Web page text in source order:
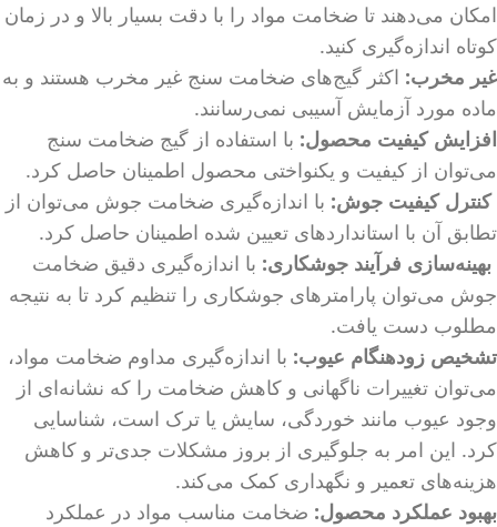
امکان می‌دهند تا ضخامت مواد را با دقت بسیار بالا و در زمان
کوتاه اندازه‌گیری کنید.
غیر مخرب: اکثر گیج‌های ضخامت سنج غیر مخرب هستند و به
ماده مورد آزمایش آسیبی نمی‌رسانند.
افزایش کیفیت محصول: با استفاده از گیج ضخامت سنج
می‌توان از کیفیت و یکنواختی محصول اطمینان حاصل کرد.
کنترل کیفیت جوش: با اندازه‌گیری ضخامت جوش می‌توان از
تطابق آن با استانداردهای تعیین شده اطمینان حاصل کرد.
بهینه‌سازی فرآیند جوشکاری: با اندازه‌گیری دقیق ضخامت
جوش می‌توان پارامترهای جوشکاری را تنظیم کرد تا به نتیجه
مطلوب دست یافت.
تشخیص زودهنگام عیوب: با اندازه‌گیری مداوم ضخامت مواد،
می‌توان تغییرات ناگهانی و کاهش ضخامت را که نشانه‌ای از
وجود عیوب مانند خوردگی، سایش یا ترک است، شناسایی
کرد. این امر به جلوگیری از بروز مشکلات جدی‌تر و کاهش
هزینه‌های تعمیر و نگهداری کمک می‌کند.
بهبود عملکرد محصول: ضخامت مناسب مواد در عملکرد